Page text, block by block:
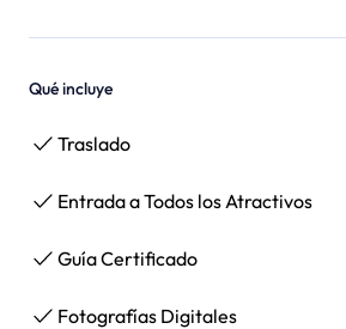
Qué incluye
Traslado
Entrada a Todos los Atractivos
Guía Certificado
Fotografías Digitales